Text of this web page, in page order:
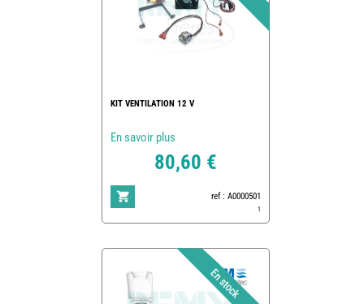
KIT VENTILATION 12 V
En savoir plus
80,60 €
ref : A0000501
1